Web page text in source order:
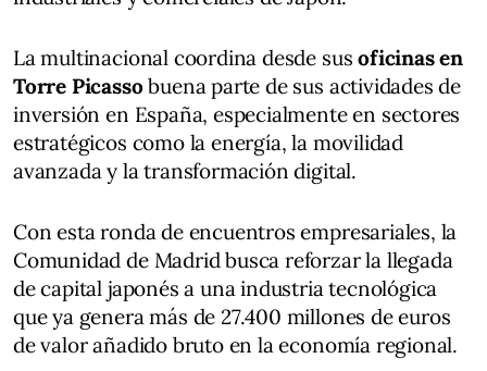
La multinacional coordina desde susoficinas en
Torre Picassobuena parte de sus actividades de
inversión en España, especialmente en sectores
estratégicos como la energía, la movilidad
avanzada y la transformación digital.
Con esta ronda de encuentros empresariales, la
Comunidad de Madrid busca reforzar la llegada
de capital japonés a una industria tecnológica
que ya genera más de 27.400 millones de euros
de valor añadido bruto en la economía regional.